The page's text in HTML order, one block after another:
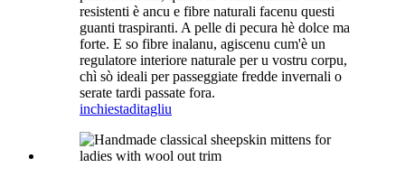
resistenti è ancu e fibre naturali facenu questi
guanti traspiranti. A pelle di pecura hè dolce ma
forte. E so fibre inalanu, agiscenu cum'è un
regulatore interiore naturale per u vostru corpu,
chì sò ideali per passeggiate fredde invernali o
serate tardi passate fora.
inchiestaditagliu